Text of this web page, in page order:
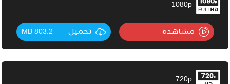
1080p
مشاهدة تحميل 803.2 MB
720p